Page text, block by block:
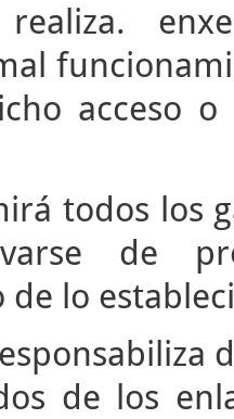
acceso
todos los
de
lo
de los